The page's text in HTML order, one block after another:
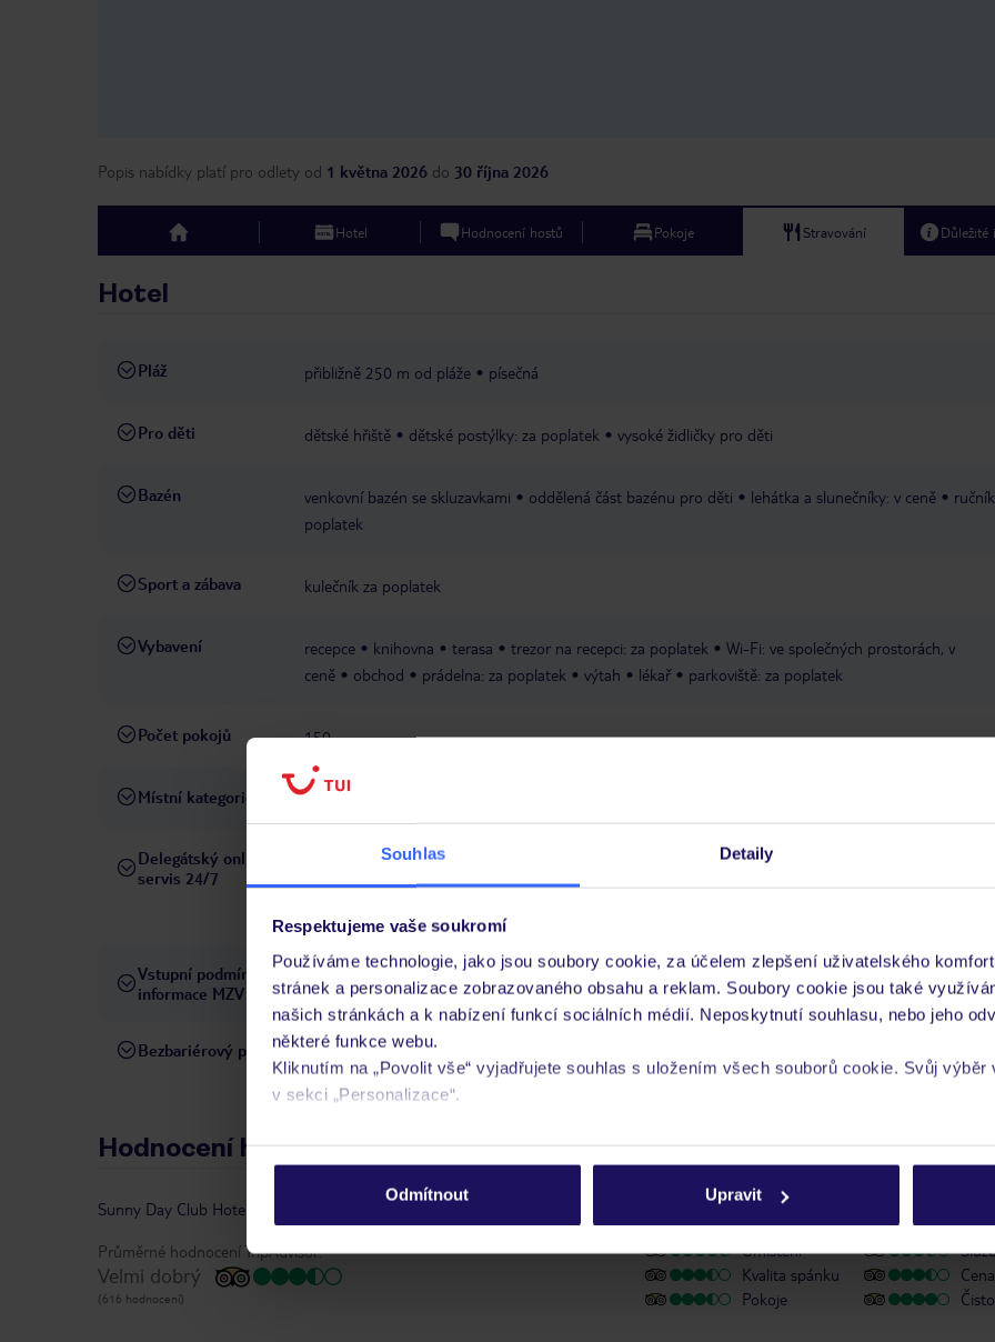
Souhlas Detaily
Respektujeme vaše soukromí
Používáme technologie, jako jsou soubory cookie, za účelem zlepšení uživatelského
stránek a personalizace zobrazovaného obsahu a reklam. Soubory cookie jsou také
našich stránkách a k nabízení funkcí sociálních médií. Neposkytnutí souhlasu, nebo jeho
některé funkce webu.
Kliknutím na „Povolit vše“ vyjadřujete souhlas s uložením všech souborů cookie. Svůj
v sekci „Personalizace“.
Podrobné informace o souborech cookie naleznete vzásadách používání souborů cookie
Odmítnout
Upravit
Popis nabídky platí pro odlety od 1 května 2026 do 30 října 2026
top Hotel Hodnocení hostů Pokoje Stravování Důležité
Hotel
Pláž přibližně 250 m od pláže písečná
Pro děti dětské hřiště dětské postýlky: za poplatek vysoké židličky pro děti
Bazén venkovní bazén se skluzavkami oddělená část bazénu pro děti lehátka a slunečníky: v ceně
poplatek
Sport a zábava kulečník za poplatek
Vybavení recepce knihovna terasa trezor na recepci: za poplatek
Wi-Fi: ve společných prostorách, v
ceně
obchod prádelna: za poplatek výtah lékař parkoviště: za poplatek
Počet pokojů 150
Místní kategorie 3 hvězdičky
Delegátský online
servis 24/7
Ve Vámi rezervovaném hotelu je péče poskytována pouze prostřednictvím TUI Service Center 24/7:
telefonicky, SMS a přes chat v aplikaci TUI na myTUI. Podrobné informace o péči zástupce v
pobytových místech a jazykových požadavcích naleznete na www.tui.cz v záložce
Vstupní podmínky a
informace MZV
Přečtěte si vstupní podmínky a informace MZV týkající se země, do které cestujete.
Bezbariérový přístup Hotel není vhodný pro osoby se zdravotním postižením
Hodnocení hostů
Sunny Day Club Hotel
Průměrné hodnocení TripAdvisor:
Velmi dobrý
(616 hodnocení)
Umístění
Kvalita spánku
Pokoje